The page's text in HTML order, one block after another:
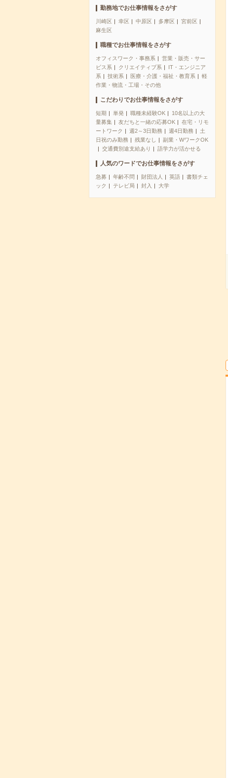
勤務地でお仕事情報をさがす
川崎区 幸区 中原区 多摩区
宮前区
麻生区
職種でお仕事情報をさがす
オフィスワーク・事務系
営業・販売・サー
ビス系
クリエイティブ系
IT・エンジニア
系
技術系 医療・介護・福祉・教育系
軽
作業・物流・工場・その他
こだわりでお仕事情報をさがす
短期 単発 職種未経験OK
10名以上の大
量募集
友だちと一緒の応募OK
在宅・リモ
ートワーク
週2～3日勤務 週4日勤務
土
日祝のみ勤務
残業なし
副業・WワークOK
交通費別途支給あり
語学力が活かせる
人気のワードでお仕事情報をさがす
急募 年齢不問 財団法人 英語
書類チェ
ック
テレビ局 封入 大学